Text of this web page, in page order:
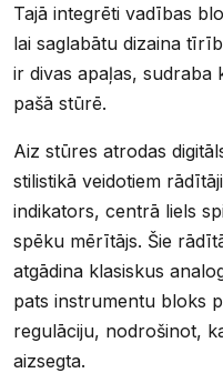
Tajā integrēti vadības
lai saglabātu dizaina
ir divas apaļas, sudraba
pašā stūrē.
Aiz stūres atrodas
stilistikā veidotiem
indikators, centrā liels
spēku mērītājs. Šie
atgādina klasiskus
pats instrumentu bloks
regulāciju, nodrošinot,
aizsegta.